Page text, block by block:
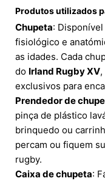
Produtos utilizados
Chupeta:
fisiológico e
as idades. Cada
do Irland Rugby XV
exclusivos para
Prendedor de
pinça de plástico
brinquedo ou
percam ou fiquem
rugby.
Caixa de chupeta: